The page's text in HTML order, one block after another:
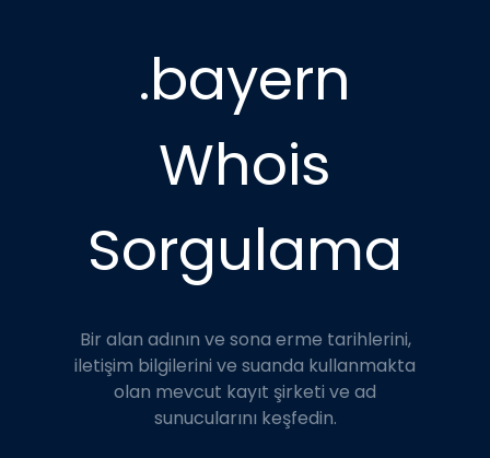
.bayern
Whois
Sorgulama
Bir alan adının ve sona erme tarihlerini,
iletişim bilgilerini ve suanda kullanmakta
olan mevcut kayıt şirketi ve ad
sunucularını keşfedin.